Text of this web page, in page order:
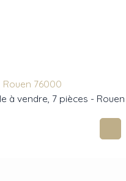
Rouen 76000
à vendre, 7 pièces -